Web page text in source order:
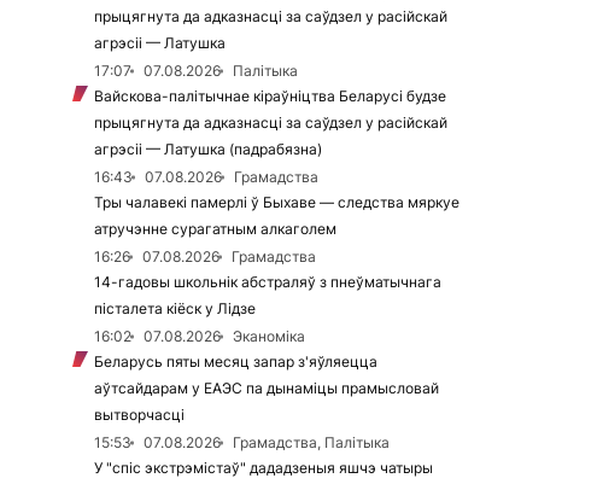
прыцягнута да адказнасці за саўдзел у расійскай
агрэсіі — Латушка
17:07
07.08.2026
Палітыка
Вайскова-палітычнае кіраўніцтва Беларусі будзе
прыцягнута да адказнасці за саўдзел у расійскай
агрэсіі — Латушка (падрабязна)
16:43
07.08.2026
Грамадства
Тры чалавекі памерлі ў Быхаве — следства мяркуе
атручэнне сурагатным алкаголем
16:26
07.08.2026
Грамадства
14-гадовы школьнік абстраляў з пнеўматычнага
пісталета кіёск у Лідзе
16:02
07.08.2026
Эканоміка
Беларусь пяты месяц запар з'яўляецца
аўтсайдарам у ЕАЭС па дынаміцы прамысловай
вытворчасці
15:53
07.08.2026
Грамадства, Палітыка
У "спіс экстрэмістаў" дададзеныя яшчэ чатыры